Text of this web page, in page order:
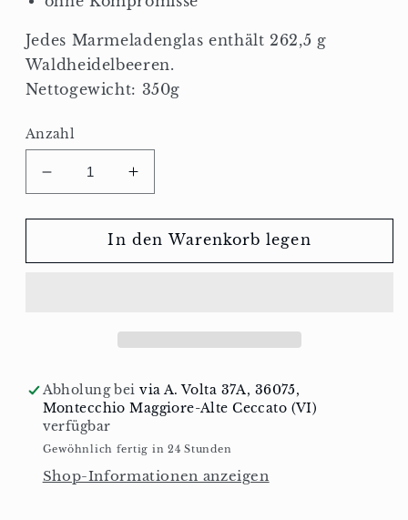
Jedes Marmeladenglas enthält 262,5 g
Waldheidelbeeren.
Nettogewicht: 350g
Anzahl
Verringere
die
Menge
Heidelbeerkonfitüre
Erhöhe
die
Menge
für
Heidelbeerkonfitüre
In den Warenkorb legen
Abholung beivia A. Volta 37A, 36075,
Montecchio Maggiore-Alte Ceccato (VI)
verfügbar
Gewöhnlich fertig in 24 Stunden
Shop-Informationen anzeigen